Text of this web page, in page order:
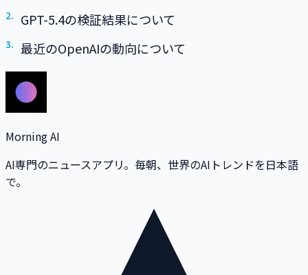
GPT-5.4の検証結果について
最近のOpenAIの動向について
Morning AI
AI専門のニュースアプリ。毎朝、世界のAIトレンドを日本語
で。